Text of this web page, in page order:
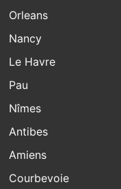
Orleans
Nancy
Le Havre
Pau
Nîmes
Antibes
Amiens
Courbevoie